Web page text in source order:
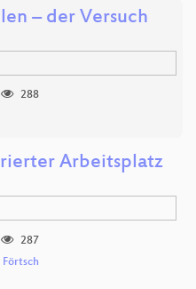
– der Versuch
288
Arbeitsplatz
287